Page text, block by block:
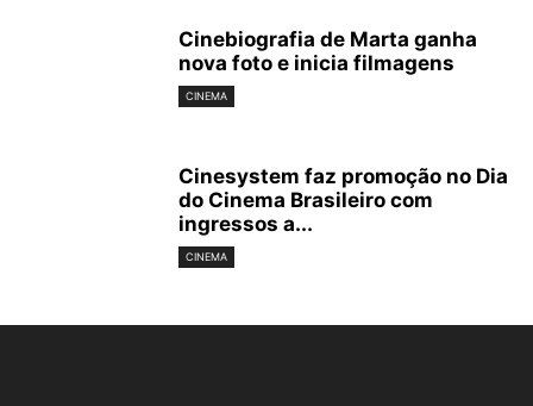
Cinebiografia de Marta ganha
nova foto e inicia filmagens
CINEMA
Cinesystem faz promoção no Dia
do Cinema Brasileiro com
ingressos a...
CINEMA